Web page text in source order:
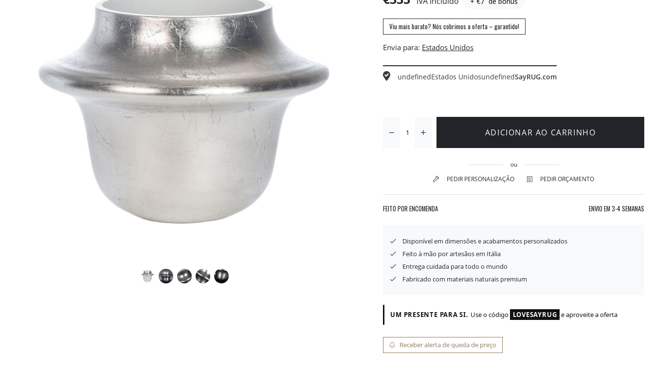
Viu mais barato? Nós cobrimos a oferta – garantido!
Envia para:
undefinedEstados UnidosundefinedSayRUG.com
ADICIONAR AO CARRINHO
ou
PEDIR PERSONALIZAÇÃO
PEDIR ORÇAMENTO
FEITO POR ENCOMENDA ENVIO EM 3-4 SEMANAS
Disponível em dimensões e acabamentos personalizados
Feito à mão por artesãos em Itália
Entrega cuidada para todo o mundo
Fabricado com materiais naturais premium
UM PRESENTE PARA SI. Use o código LOVESAYRUG e aproveite a oferta
Receber alerta de queda de preço